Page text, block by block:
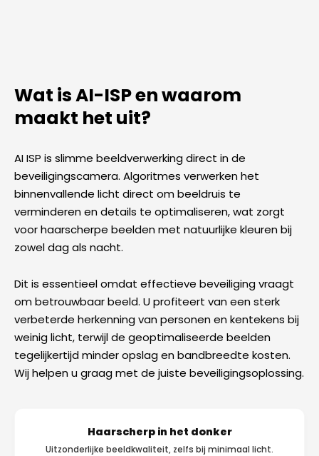
Wat is AI-ISP en waarom
maakt het uit?
AI ISP is slimme beeldverwerking direct in de
beveiligingscamera. Algoritmes verwerken het
binnenvallende licht direct om beeldruis te
verminderen en details te optimaliseren, wat zorgt
voor haarscherpe beelden met natuurlijke kleuren bij
zowel dag als nacht.
Dit is essentieel omdat effectieve beveiliging vraagt
om betrouwbaar beeld. U profiteert van een sterk
verbeterde herkenning van personen en kentekens bij
weinig licht, terwijl de geoptimaliseerde beelden
tegelijkertijd minder opslag en bandbreedte kosten.
Wij helpen u graag met de juiste beveiligingsoplossing.
Haarscherp in het donker
Uitzonderlijke beeldkwaliteit, zelfs bij minimaal licht.